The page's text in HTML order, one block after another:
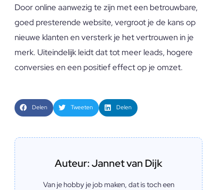
Door online aanwezig te zijn met een betrouwbare,
goed presterende website, vergroot je de kans op
nieuwe klanten en versterk je het vertrouwen in je
merk. Uiteindelijk leidt dat tot meer leads, hogere
conversies en een positief effect op je omzet.
Delen Tweeten Delen
Auteur: Jannet van Dijk
Van je hobby je job maken, dat is toch een